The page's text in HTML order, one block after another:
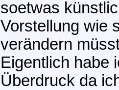
soetwas
Vorstellung wie
verändern
Eigentlich habe
Überdruck da